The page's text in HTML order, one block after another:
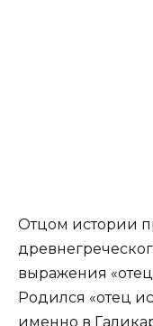
Отцом истории
выражения
Родился «отец
именно в